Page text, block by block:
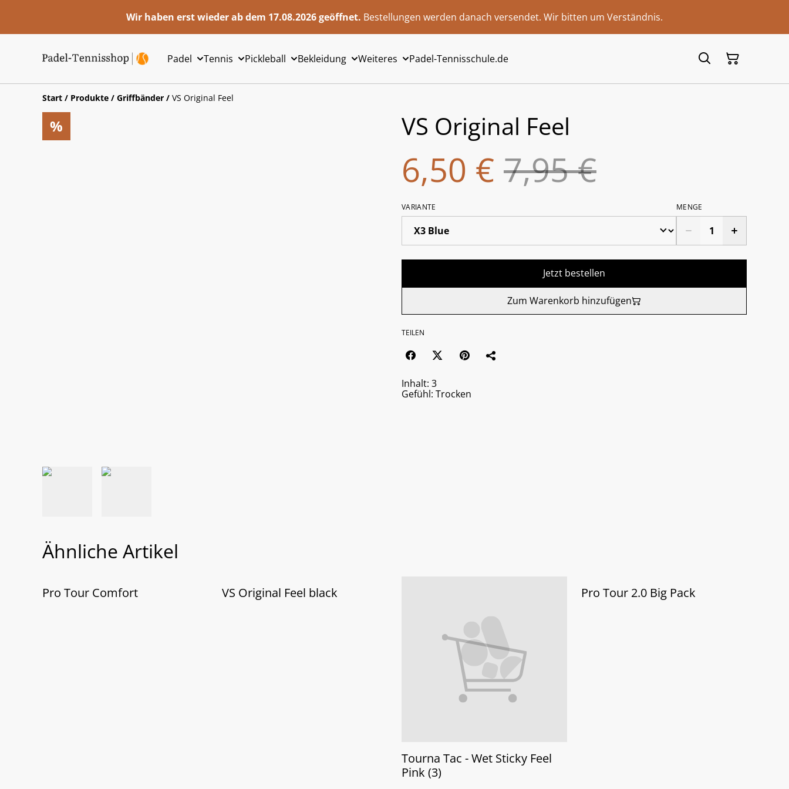
Wir haben erst wieder ab dem 17.08.2026 geöffnet. Bestellungen werden danach versendet. Wir bitten um Verständnis.
Padel Tennis Pickleball Bekleidung Weiteres Padel-Tennisschule.de
Start / Produkte / Griffbänder / VS Original Feel
% VS Original Feel
6,50 € 7,95 €
VARIANTE MENGE
Jetzt bestellen
Zum Warenkorb hinzufügen
TEILEN
Inhalt: 3
Gefühl: Trocken
Ähnliche Artikel
%
Pro Tour Comfort %
VS Original Feel black
Tourna Tac - Wet Sticky Feel
Pink (3)
%
Pro Tour 2.0 Big Pack